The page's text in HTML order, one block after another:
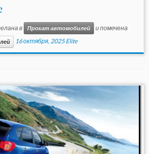
в Прокат автомобилей и помечена
16 октября, 2025 Elite